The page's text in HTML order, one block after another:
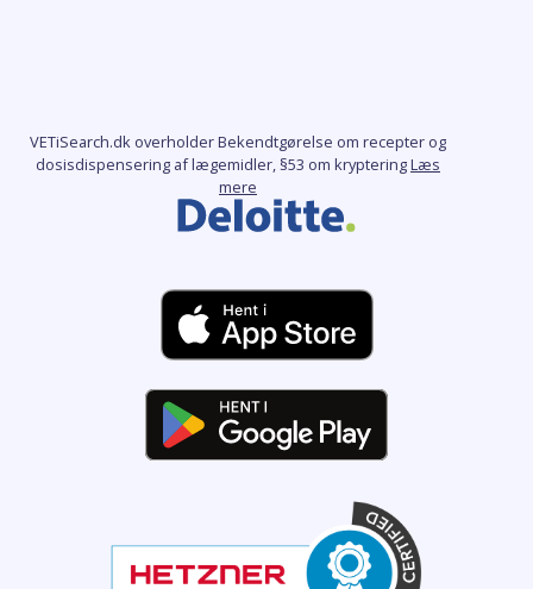
VETiSearch.dk overholder Bekendtgørelse om recepter og
dosisdispensering af lægemidler, §53 om krypteringLæs
mere